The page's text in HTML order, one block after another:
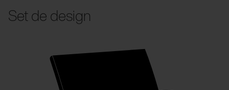
Set de design